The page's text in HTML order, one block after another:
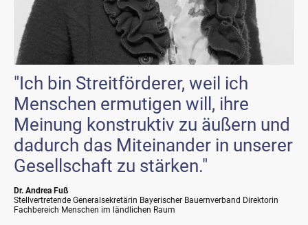
"Ich bin Streitförderer, weil ich
Menschen ermutigen will, ihre
Meinung konstruktiv zu äußern und
dadurch das Miteinander in unserer
Gesellschaft zu stärken."
Dr. Andrea Fuß
Stellvertretende Generalsekretärin Bayerischer Bauernverband Direktorin
Fachbereich Menschen im ländlichen Raum